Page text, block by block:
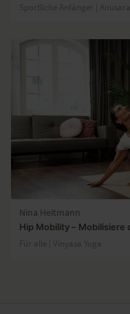
Sportliche Anfänger |
Nina Heitmann
Hip Mobility – Mobilisiere
Für alle | Vinyasa Yoga